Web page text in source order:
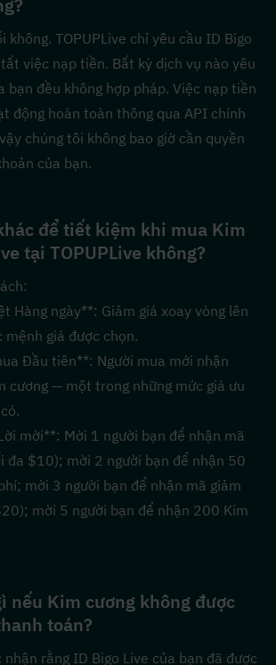
không. TOPUPLive chỉ yêu cầu ID Bigo
việc nạp tiền. Bất kỳ dịch vụ nào yêu
bạn đều không hợp pháp. Việc nạp tiền
động hoàn toàn thông qua API chính
chúng tôi không bao giờ cần quyền
của bạn.
để tiết kiệm khi mua Kim
tại TOPUPLive không?
Hàng ngày**: Giảm giá xoay vòng lên
giá được chọn.
Đầu tiên**: Người mua mới nhận
cương — một trong những mức giá ưu
mời**: Mời 1 người bạn để nhận mã
đa $10); mời 2 người bạn để nhận 50
mời 3 người bạn để nhận mã giảm
mời 5 người bạn để nhận 200 Kim
nếu Kim cương không được
toán?
rằng ID Bigo Live của bạn đã được